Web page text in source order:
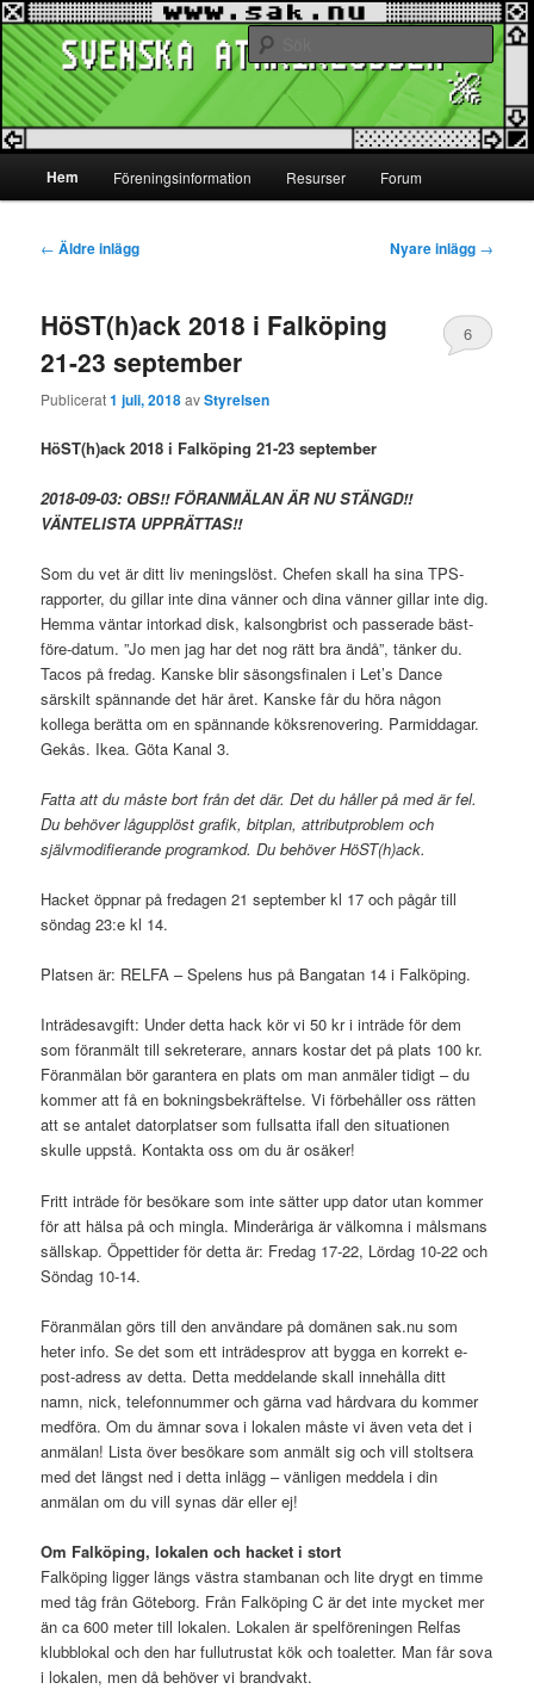
Hoppa
till
primärt
innehåll
Hoppa
till
sekundärt
innehållSvenska Atariklubben
www.sak.nu
Sök
Huvudmeny
Hem Föreningsinformation Resurser Forum
Inläggsnavigering
← Äldre inlägg Nyare inlägg →
HöST(h)ack 2018 i Falköping
21-23 september
Publicerat1 juli, 2018avStyrelsen
6
HöST(h)ack 2018 i Falköping 21-23 september
2018-09-03: OBS!! FÖRANMÄLAN ÄR NU STÄNGD!!
VÄNTELISTA UPPRÄTTAS!!
Som du vet är ditt liv meningslöst. Chefen skall ha sina TPS-
rapporter, du gillar inte dina vänner och dina vänner gillar inte dig.
Hemma väntar intorkad disk, kalsongbrist och passerade bäst-
före-datum. ”Jo men jag har det nog rätt bra ändå”, tänker du.
Tacos på fredag. Kanske blir säsongsfinalen i Let’s Dance
särskilt spännande det här året. Kanske får du höra någon
kollega berätta om en spännande köksrenovering. Parmiddagar.
Gekås. Ikea. Göta Kanal 3.
Fatta att du måste bort från det där. Det du håller på med är fel.
Du behöver lågupplöst grafik, bitplan, attributproblem och
självmodifierande programkod. Du behöver HöST(h)ack.
Hacket öppnar på fredagen 21 september kl 17 och pågår till
söndag 23:e kl 14.
Platsen är: RELFA – Spelens hus på Bangatan 14 i Falköping.
Inträdesavgift: Under detta hack kör vi 50 kr i inträde för dem
som föranmält till sekreterare, annars kostar det på plats 100 kr.
Föranmälan bör garantera en plats om man anmäler tidigt – du
kommer att få en bokningsbekräftelse. Vi förbehåller oss rätten
att se antalet datorplatser som fullsatta ifall den situationen
skulle uppstå. Kontakta oss om du är osäker!
Fritt inträde för besökare som inte sätter upp dator utan kommer
för att hälsa på och mingla. Minderåriga är välkomna i målsmans
sällskap. Öppettider för detta är: Fredag 17-22, Lördag 10-22 och
Söndag 10-14.
Föranmälan görs till den användare på domänen sak.nu som
heter info. Se det som ett inträdesprov att bygga en korrekt e-
post-adress av detta. Detta meddelande skall innehålla ditt
namn, nick, telefonnummer och gärna vad hårdvara du kommer
medföra. Om du ämnar sova i lokalen måste vi även veta det i
anmälan! Lista över besökare som anmält sig och vill stoltsera
med det längst ned i detta inlägg – vänligen meddela i din
anmälan om du vill synas där eller ej!
Om Falköping, lokalen och hacket i stort
Falköping ligger längs västra stambanan och lite drygt en timme
med tåg från Göteborg. Från Falköping C är det inte mycket mer
än ca 600 meter till lokalen. Lokalen är spelföreningen Relfas
klubblokal och den har fullutrustat kök och toaletter. Man får sova
i lokalen, men då behöver vi brandvakt.